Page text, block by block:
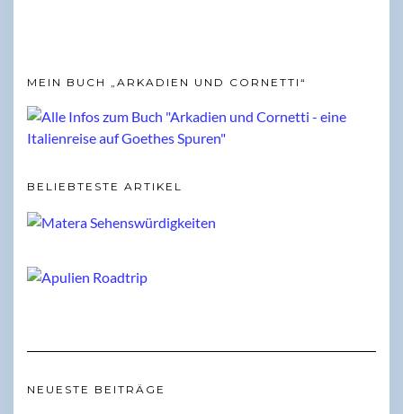
MEIN BUCH „ARKADIEN UND CORNETTI“
BELIEBTESTE ARTIKEL
NEUESTE BEITRÄGE